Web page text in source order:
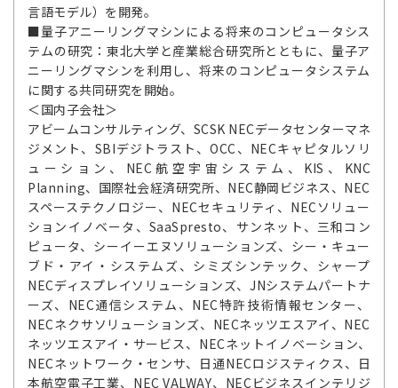
言語モデル）を開発。
■量子アニーリングマシンによる将来のコンピュータシス
テムの研究：東北大学と産業総合研究所とともに、量子ア
ニーリングマシンを利用し、将来のコンピュータシステム
に関する共同研究を開始。
＜国内子会社＞
アビームコンサルティング、SCSK NECデータセンターマネ
ジメント、SBIデジトラスト、OCC、NECキャピタルソリ
ューション、NEC航空宇宙システム、KIS、KNC
Planning、国際社会経済研究所、NEC静岡ビジネス、NEC
スペーステクノロジー、NECセキュリティ、NECソリュー
ションイノベータ、SaaSpresto、サンネット、三和コン
ピュータ、シーイーエヌソリューションズ、シー・キュー
ブド・アイ・システムズ、シミズシンテック、シャープ
NECディスプレイソリューションズ、JNシステムパートナ
ーズ、NEC通信システム、NEC特許技術情報センター、
NECネクサソリューションズ、NECネッツエスアイ、NEC
ネッツエスアイ・サービス、NECネットイノベーション、
NECネットワーク・センサ、日通NECロジスティクス、日
本航空電子工業、NEC VALWAY、NECビジネスインテリジ